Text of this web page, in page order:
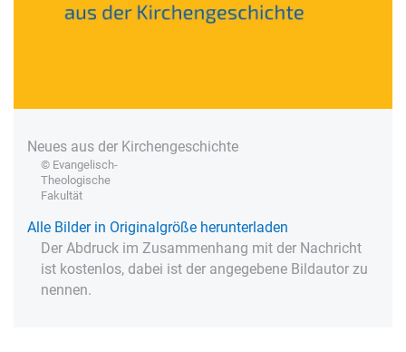
Neues aus der Kirchengeschichte
© Evangelisch-
Theologische
Fakultät
Alle Bilder in Originalgröße herunterladen
Der Abdruck im Zusammenhang mit der Nachricht
ist kostenlos, dabei ist der angegebene Bildautor zu
nennen.